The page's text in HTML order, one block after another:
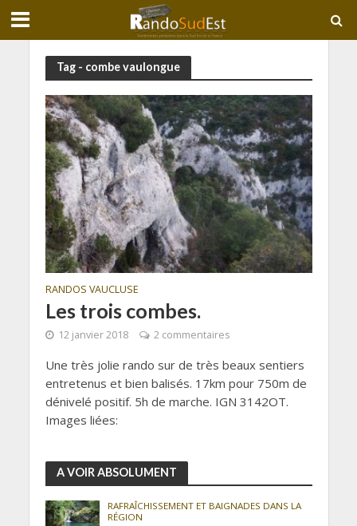
Tag - combe vaulongue
RANDOS VAUCLUSE
Les trois combes.
12 janvier 2018 2 commentaires
Une très jolie rando sur de très beaux sentiers
entretenus et bien balisés. 17km pour 750m de
dénivelé positif. 5h de marche. IGN 3142OT.
Images liées:
A VOIR ABSOLUMENT
RAFRAÎCHISSEMENT ET BAIGNADES DANS LA
RÉGION